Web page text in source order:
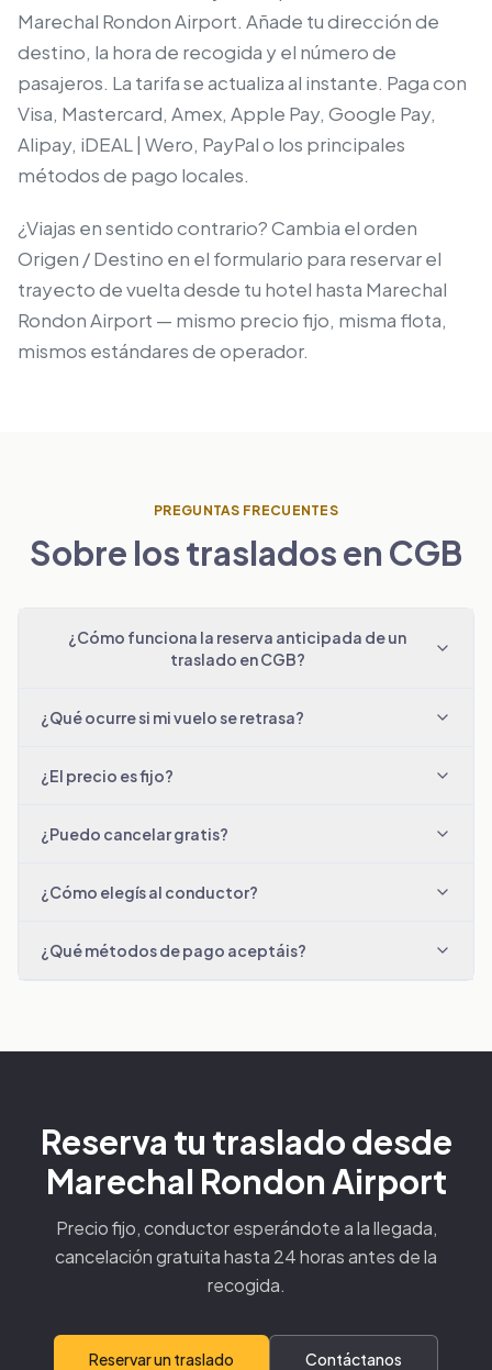
Marechal Rondon Airport. Añade tu dirección de
destino, la hora de recogida y el número de
pasajeros. La tarifa se actualiza al instante. Paga con
Visa, Mastercard, Amex, Apple Pay, Google Pay,
Alipay, iDEAL | Wero, PayPal o los principales
métodos de pago locales.
¿Viajas en sentido contrario? Cambia el orden
Origen / Destino en el formulario para reservar el
trayecto de vuelta desde tu hotel hasta Marechal
Rondon Airport — mismo precio fijo, misma flota,
mismos estándares de operador.
PREGUNTAS FRECUENTES
Sobre los traslados en CGB
¿Cómo funciona la reserva anticipada de un
traslado en CGB?
¿Qué ocurre si mi vuelo se retrasa?
¿El precio es fijo?
¿Puedo cancelar gratis?
¿Cómo elegís al conductor?
¿Qué métodos de pago aceptáis?
Reserva tu traslado desde
Marechal Rondon Airport
Precio fijo, conductor esperándote a la llegada,
cancelación gratuita hasta 24 horas antes de la
recogida.
Reservar un traslado Contáctanos